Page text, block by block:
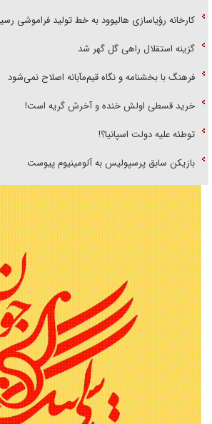
کارخانه رؤیاسازی هالیوود به خط تولید فراموشی
گزینه استقلال راهی گل گهر شد
فرهنگ با بخشنامه و نگاه قیم‌مآبانه اصلاح نمی‌شود
خرید قسطی اولش خنده و آخرش گریه است!
توطئه علیه دولت اسپانیا؟!
بازیکن سابق پرسپولیس به آلومینیوم پیوست